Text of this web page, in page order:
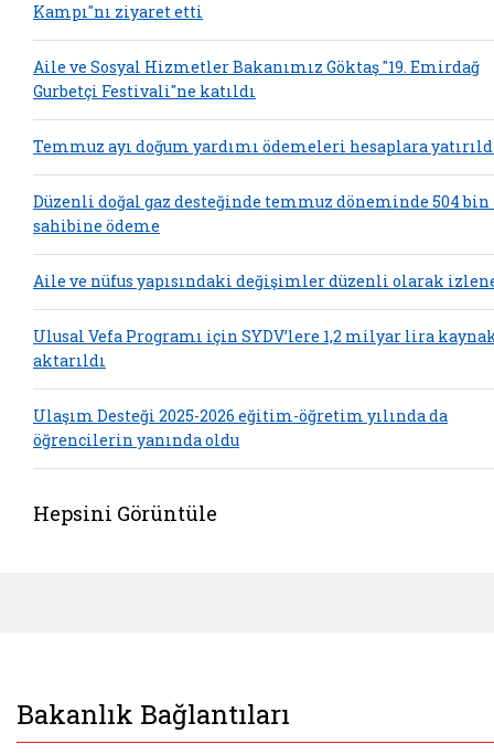
Kampı"nı ziyaret etti
Aile ve Sosyal Hizmetler Bakanımız Göktaş "19. Emirdağ
Gurbetçi Festivali"ne katıldı
Temmuz ayı doğum yardımı ödemeleri hesaplara
Düzenli doğal gaz desteğinde temmuz döneminde 504
sahibine ödeme
Aile ve nüfus yapısındaki değişimler düzenli olarak
Ulusal Vefa Programı için SYDV’lere 1,2 milyar lira
aktarıldı
Ulaşım Desteği 2025-2026 eğitim-öğretim yılında da
öğrencilerin yanında oldu
Hepsini Görüntüle
Bakanlık Bağlantıları